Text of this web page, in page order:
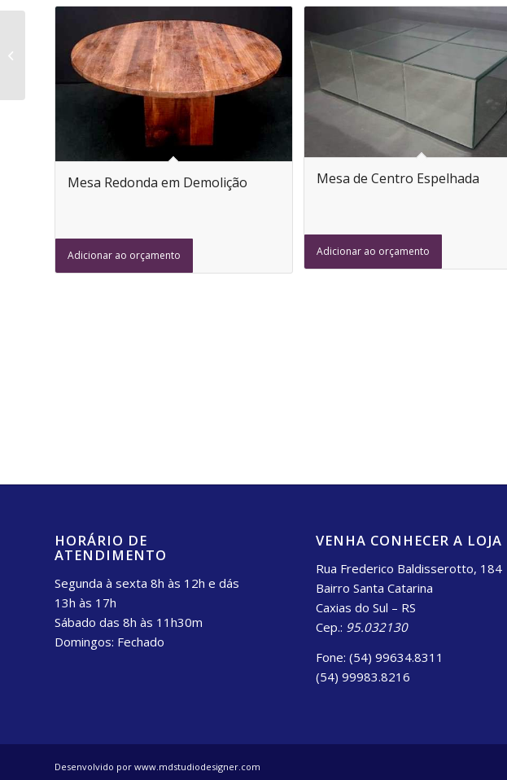
Mesa Redonda em Demolição
Adicionar ao orçamento
Mesa de Centro Espelhada
Adicionar ao orçamento
HORÁRIO DE
ATENDIMENTO
Segunda à sexta 8h às 12h e dás
13h às 17h
Sábado das 8h às 11h30m
Domingos: Fechado
VENHA CONHECER A LOJA
Rua Frederico Baldisserotto, 184
Bairro Santa Catarina
Caxias do Sul – RS
Cep.: 95.032130
Fone: (54) 99634.8311
(54) 99983.8216
Desenvolvido por www.mdstudiodesigner.com
Mesa Espelhada com
Rodízios